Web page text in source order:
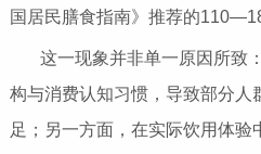
国居民膳食指南》推荐的
这一现象并非单一原因所致
构与消费认知习惯，导致部分人
足；另一方面，在实际饮用体